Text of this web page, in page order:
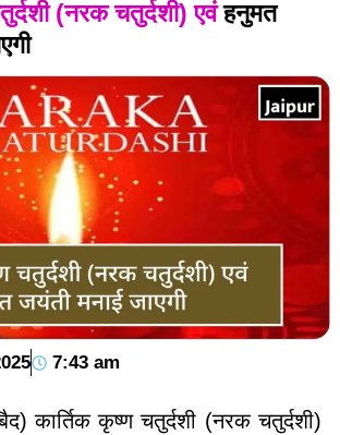
(नरक चतुर्दशी) एवंहनुमत
7:43 am
कार्तिक कृष्ण चतुर्दशी (नरक चतुर्दशी)